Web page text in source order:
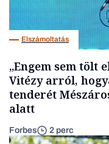
Elszámoltatás
„Engem sem tölt
Vitézy arról,
tenderét
alatt
Forbes 2 perc